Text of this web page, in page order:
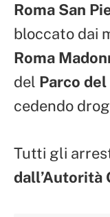
Roma San
bloccato dai
Roma
del Parco
cedendo
Tutti gli
dall’Autorità